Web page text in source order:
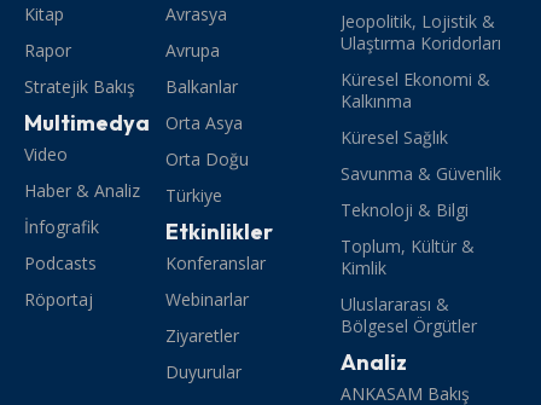
Kitap
Rapor
Stratejik Bakış
Multimedya
Video
Haber & Analiz
İnfografik
Podcasts
Röportaj
Avrasya
Avrupa
Balkanlar
Orta Asya
Orta Doğu
Türkiye
Etkinlikler
Konferanslar
Webinarlar
Ziyaretler
Duyurular
Jeopolitik, Lojistik &
Ulaştırma Koridorları
Küresel Ekonomi &
Kalkınma
Küresel Sağlık
Savunma & Güvenlik
Teknoloji & Bilgi
Toplum, Kültür &
Kimlik
Uluslararası &
Bölgesel Örgütler
Analiz
ANKASAM Bakış